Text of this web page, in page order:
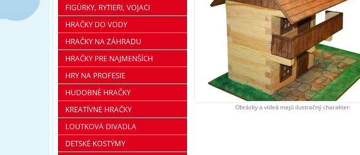
Obrázky a videá majú ilustračný charakter.
FIGÚRKY, RYTIERI, VOJACI
HRAČKY DO VODY
HRAČKY NA ZÁHRADU
HRAČKY PRE NAJMENŠÍCH
HRY NA PROFESIE
HUDOBNÉ HRAČKY
KREATÍVNE HRAČKY
LOUTKOVÁ DIVADLA
DETSKÉ KOSTÝMY